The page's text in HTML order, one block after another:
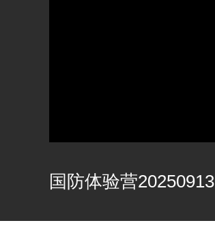
国防体验营20250913